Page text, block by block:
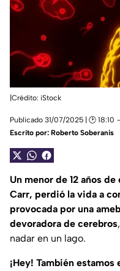
|Crédito: iStock
Publicado 31/07/2025 | 🕑 18:10
Escrito por: Roberto Soberanis
Un menor de 12 años
Carr, perdió la vida a
provocada por una
devoradora de cerebros
nadar en un lago.
¡Hey! También estamos